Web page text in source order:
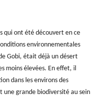
qui ont été découvert en ce
environnementales
Gobi, était déjà un désert
moins élevées. En effet, il
dans les environs des
une grande biodiversité au sein